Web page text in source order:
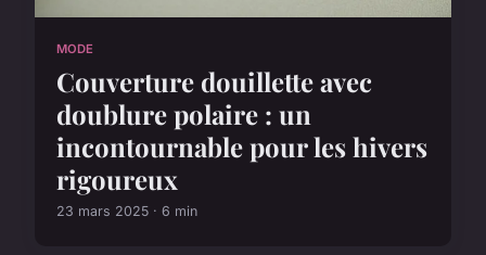
MODE
Couverture douillette avec
doublure polaire : un
incontournable pour les hivers
rigoureux
23 mars 2025 · 6 min